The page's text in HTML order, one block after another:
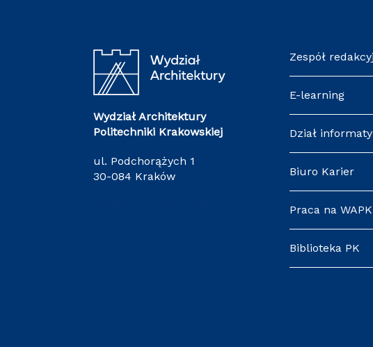
Wydział Architektury
Politechniki Krakowskiej
ul. Podchorążych 1
30-084 Kraków
Zespół
E-learning
Dział
Biuro Karier
Praca na WAPK
Biblioteka PK